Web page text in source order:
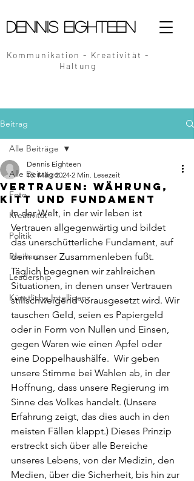
Dennis Eighteen
Kommunikation - Kreativität -
Haltung
Beitrag
Alle Beiträge
Foto
Kreativität
Politik
Resilienz
Leadership
Künstliche Intelligenz
Alle Beiträge
Vertrauen: Währung,
Kitt und Fundament
Dennis Eighteen
15. März 2024 2 Min. Lesezeit
In der Welt, in der wir leben ist
Vertrauen allgegenwärtig und bildet
das unerschütterliche Fundament, auf
dem unser Zusammenleben fußt.
Täglich begegnen wir zahlreichen
Situationen, in denen unser Vertrauen
stillschweigend vorausgesetzt wird. Wir
tauschen Geld, seien es Papiergeld
oder in Form von Nullen und Einsen,
gegen Waren wie einen Apfel oder
eine Doppelhaushälfe.  Wir geben
unsere Stimme bei Wahlen ab, in der
Hoffnung, dass unsere Regierung im
Sinne des Volkes handelt. (Unsere
Erfahrung zeigt, das dies auch in den
meisten Fällen klappt.) Dieses Prinzip
erstreckt sich über alle Bereiche
unseres Lebens, von der Medizin, den
Medien, über die Sicherheit, bis hin zur